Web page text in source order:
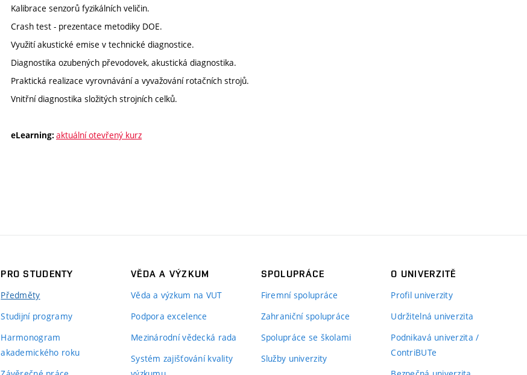
Kalibrace senzorů fyzikálních veličin.
Crash test - prezentace metodiky DOE.
Využití akustické emise v technické diagnostice.
Diagnostika ozubených převodovek, akustická diagnostika.
Praktická realizace vyrovnávání a vyvažování rotačních strojů.
Vnitřní diagnostika složitých strojních celků.
eLearning: aktuální otevřený kurz
PRO STUDENTY
Předměty
Studijní programy
Harmonogram
akademického roku
VĚDA A VÝZKUM
Věda a výzkum na VUT
Podpora excelence
Mezinárodní vědecká rada
Systém zajišťování kvality
SPOLUPRÁCE
Firemní spolupráce
Zahraniční spolupráce
Spolupráce se školami
Služby univerzity
O UNIVERZITĚ
Profil univerzity
Udržitelná univerzita
Podnikavá univerzita /
ContriBUTe